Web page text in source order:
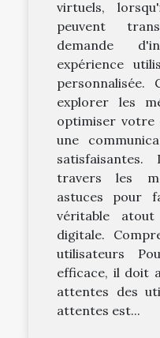
virtuels,
peuvent
demande
expérience
explorer les
optimiser
une
satisfaisantes.
travers les
astuces pour
véritable
digitale.
utilisateurs
efficace, il doit
attentes des
attentes est...